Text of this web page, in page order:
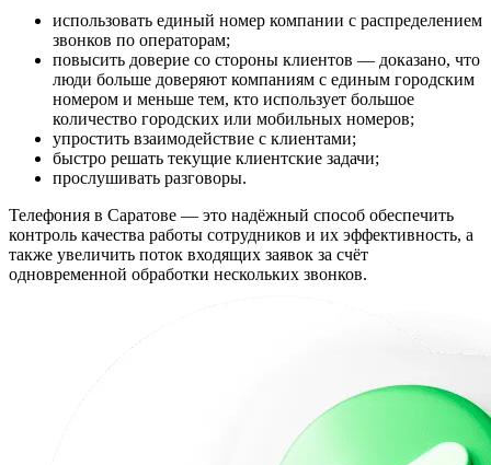
использовать единый номер компании с распределением
звонков по операторам;
повысить доверие со стороны клиентов — доказано, что
люди больше доверяют компаниям с единым городским
номером и меньше тем, кто использует большое
количество городских или мобильных номеров;
упростить взаимодействие с клиентами;
быстро решать текущие клиентские задачи;
прослушивать разговоры.
Телефония в Саратове — это надёжный способ обеспечить
контроль качества работы сотрудников и их эффективность, а
также увеличить поток входящих заявок за счёт
одновременной обработки нескольких звонков.